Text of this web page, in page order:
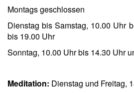
Montags geschlossen
Dienstag bis Samstag, 10.00 Uhr
bis 19.00 Uhr
Sonntag, 10.00 Uhr bis 14.30 Uhr
Meditation: Dienstag und Freitag,